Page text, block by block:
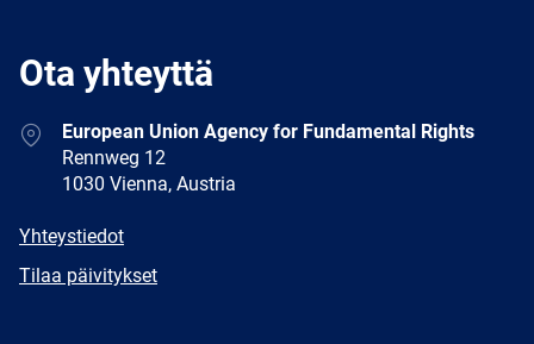
Ota yhteyttä
AddressEuropean Union Agency for Fundamental Rights
Rennweg 12
1030 Vienna, Austria
E-
Yhteystiedot
Newsletter
Tilaa päivitykset